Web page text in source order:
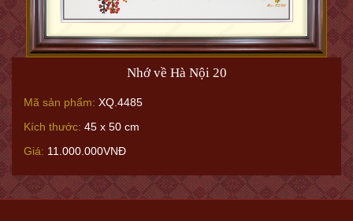
Nhớ về Hà Nội 20
Mã sản phẩm: XQ.4485
Kích thước: 45 x 50 cm
Giá: 11.000.000VNĐ